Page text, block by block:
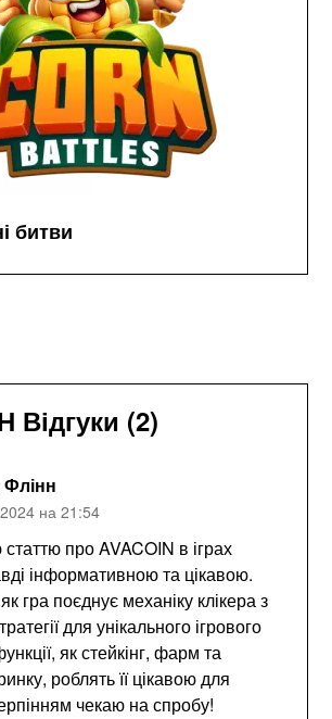
битви
(2)
на 21:54
про AVACOIN в іграх
інформативною та цікавою.
гра поєднує механіку клікера з
для унікального ігрового
як стейкінг, фарм та
роблять її цікавою для
чекаю на спробу!